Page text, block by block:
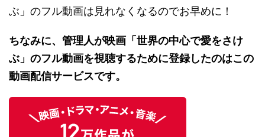
ぶ」のフル動画は見れなくなるのでお早めに！
ちなみに、管理人が映画「世界の中心で愛をさけ
ぶ」のフル動画を視聴するために登録したのはこの
動画配信サービスです。